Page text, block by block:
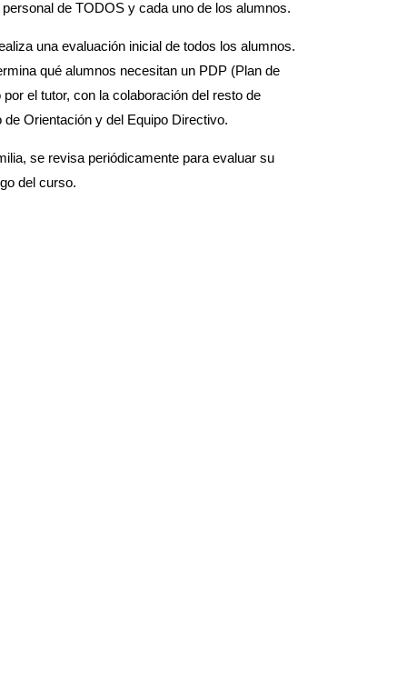
de TODOS y cada uno de los alumnos.
una evaluación inicial de todos los alumnos.
qué alumnos necesitan un PDP (Plan de
el tutor, con la colaboración del resto de
Orientación y del Equipo Directivo.
se revisa periódicamente para evaluar su
del curso.